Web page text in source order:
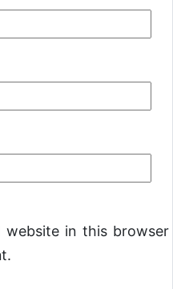
website in this browser